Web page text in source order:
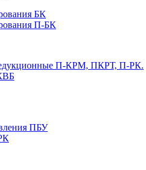
БК
П-БК
П-КРМ, ПКРТ, П-РК.
ПБУ